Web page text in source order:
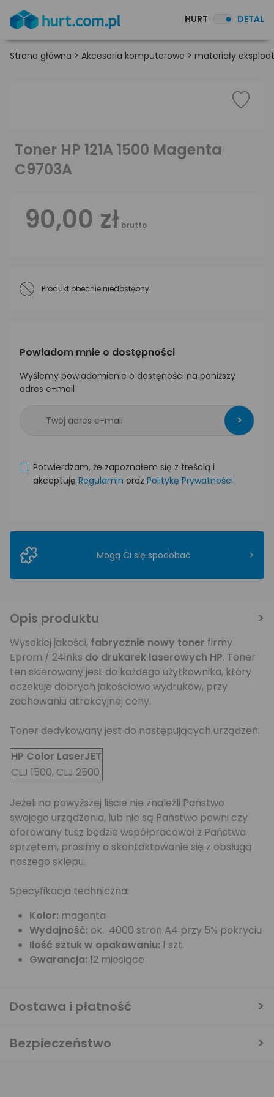
HURT DETAL
Strona główna > Akcesoria komputerowe > materiały
Toner HP 121A 1500 Magenta
C9703A
90,00 zł brutto
Produkt obecnie niedostępny
Powiadom mnie o dostępności
Wyślemy powiadomienie o dostęności na poniższy
adres e-mail
>
Potwierdzam, że zapoznałem się z treścią i
akceptuję Regulamin oraz Politykę Prywatności
Mogą Ci się spodobać >
Opis produktu
Wysokiej jakości, fabrycznie nowy toner firmy
Eprom / 24inks do drukarek laserowych HP. Toner
ten skierowany jest do każdego użytkownika, który
oczekuje dobrych jakościowo wydruków, przy
zachowaniu atrakcyjnej ceny.
Toner dedykowany jest do następujących urządzeń:
HP Color LaserJET
CLJ 1500, CLJ 2500
Jeżeli na powyższej liście nie znaleźli Państwo
swojego urządzenia, lub nie są Państwo pewni czy
oferowany tusz będzie współpracował z Państwa
sprzętem, prosimy o skontaktowanie się z obsługą
naszego sklepu.
Specyfikacja techniczna:
Kolor: magenta
Wydajność: ok. 4000 stron A4 przy 5% pokryciu
Ilość sztuk w opakowaniu: 1 szt.
Gwarancja: 12 miesiące
Dostawa i płatność
Bezpieczeństwo